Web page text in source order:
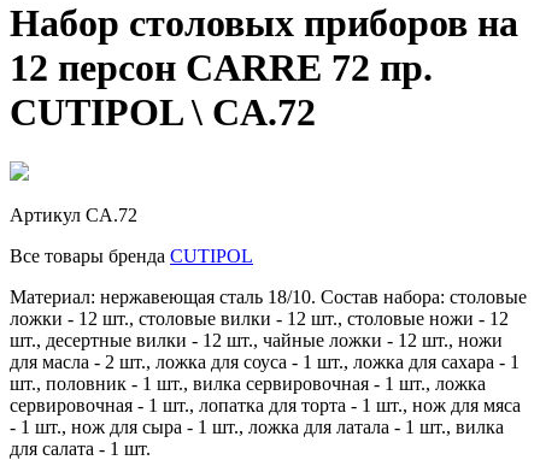
Набор столовых приборов на
12 персон CARRE 72 пр.
CUTIPOL \ CA.72
Артикул CA.72
Все товары бренда CUTIPOL
Материал: нержавеющая сталь 18/10. Состав набора: столовые
ложки - 12 шт., столовые вилки - 12 шт., столовые ножи - 12
шт., десертные вилки - 12 шт., чайные ложки - 12 шт., ножи
для масла - 2 шт., ложка для соуса - 1 шт., ложка для сахара - 1
шт., половник - 1 шт., вилка сервировочная - 1 шт., ложка
сервировочная - 1 шт., лопатка для торта - 1 шт., нож для мяса
- 1 шт., нож для сыра - 1 шт., ложка для латала - 1 шт., вилка
для салата - 1 шт.